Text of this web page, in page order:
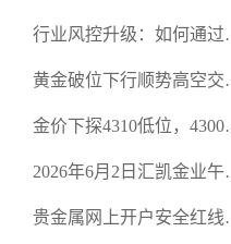
行业风控升级：如何通过
规黄金开户交易平台？
黄金破位下行顺势高空交
金价下探4310低位，4300
2026年6月2日汇凯金业午
空头清算算法如何布防？
贵金属网上开户安全红线